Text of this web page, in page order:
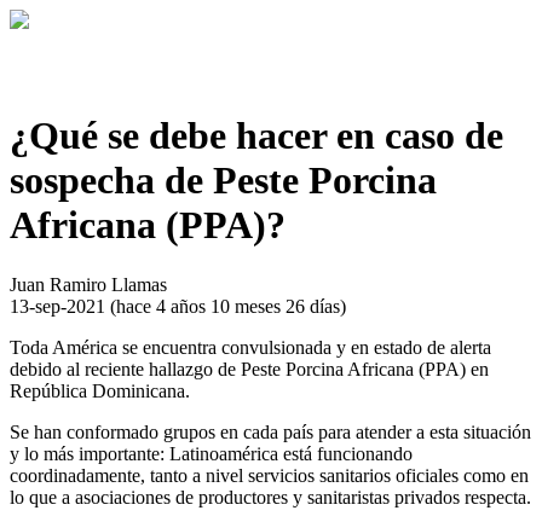
¿Qué se debe hacer en caso de
sospecha de Peste Porcina
Africana (PPA)?
Juan Ramiro Llamas
13-sep-2021 (hace 4 años 10 meses 26 días)
Toda América se encuentra convulsionada y en estado de alerta
debido al reciente hallazgo de Peste Porcina Africana (PPA) en
República Dominicana.
Se han conformado grupos en cada país para atender a esta situación
y lo más importante: Latinoamérica está funcionando
coordinadamente, tanto a nivel servicios sanitarios oficiales como en
lo que a asociaciones de productores y sanitaristas privados respecta.